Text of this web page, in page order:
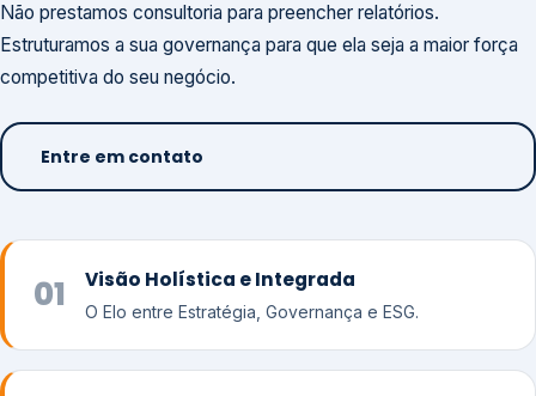
Não prestamos consultoria para preencher relatórios.
Estruturamos a sua governança para que ela seja a maior força
competitiva do seu negócio.
Entre em contato
01 Visão Holística e Integrada
O Elo entre Estratégia, Governança e ESG.